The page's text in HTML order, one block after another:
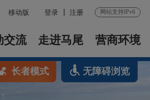
移动版 登录 注册 网站支持IPv6
交流 走进马尾 营商环境
长者模式 无障碍浏览